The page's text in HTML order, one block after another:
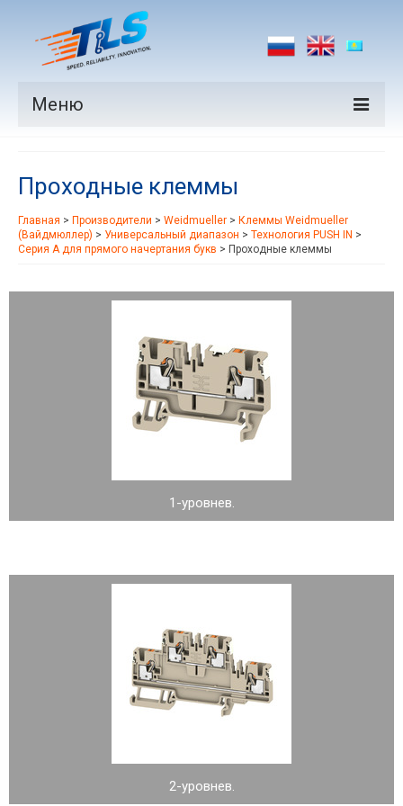
Меню
Производители
Рынки
Проходные клеммы
Главная > Производители > Weidmueller > Клеммы Weidmueller
(Вайдмюллер) > Универсальный диапазон > Технология PUSH IN >
Серия A для прямого начертания букв > Проходные клеммы
1-уровнев.
2-уровнев.